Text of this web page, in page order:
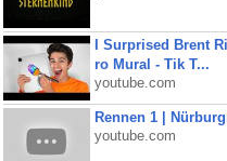
I Surprised Brent
ro Mural - Tik T...
youtube.com
Rennen 1 |
youtube.com